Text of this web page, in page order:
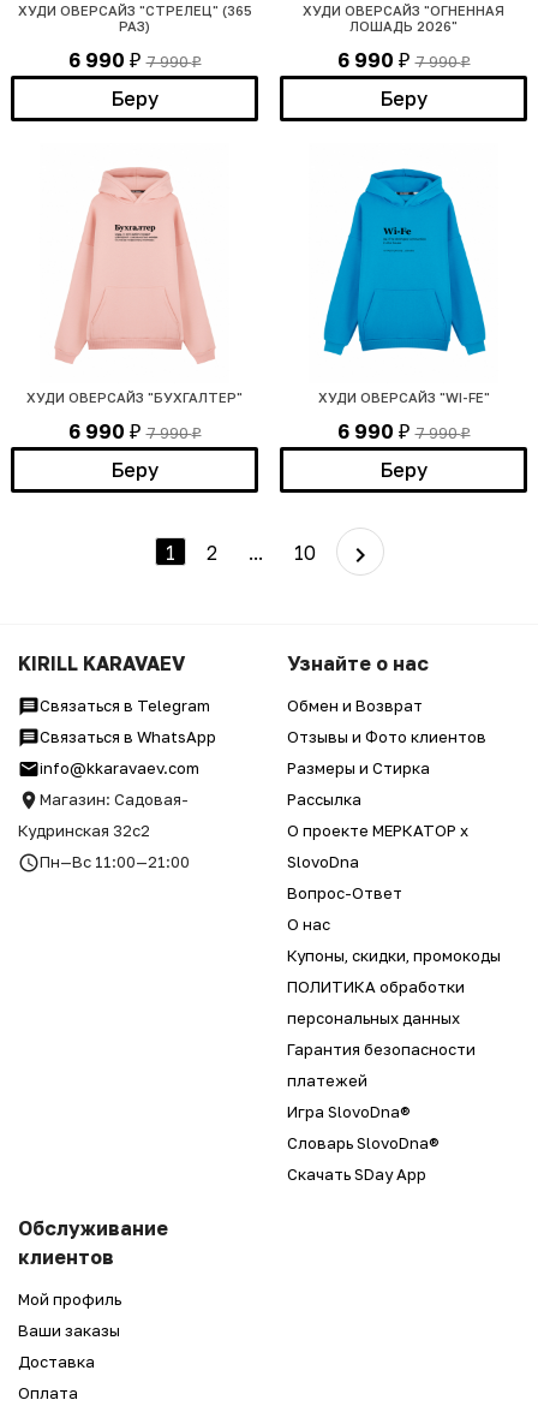
ХУДИ ОВЕРСАЙЗ "СТРЕЛЕЦ" (365
РАЗ)
6 990 ₽ 7 990₽
Беру
ХУДИ ОВЕРСАЙЗ "ОГНЕННАЯ
ЛОШАДЬ 2026"
6 990 ₽ 7 990₽
Беру
ХУДИ ОВЕРСАЙЗ "БУХГАЛТЕР"
6 990 ₽ 7 990₽
Беру
ХУДИ ОВЕРСАЙЗ "WI-FE"
6 990 ₽ 7 990₽
Беру
1 2 ... 10
KIRILL KARAVAEV
Связаться в Telegram
Связаться в WhatsApp
info@kkaravaev.com
Магазин: Садовая-
Кудринская 32с2
Пн—Вс 11:00—21:00
Узнайте о нас
Обмен и Возврат
Отзывы и Фото клиентов
Размеры и Стирка
Рассылка
О проекте МЕРКАТОР x
SlovoDna
Вопрос-Ответ
О нас
Купоны, скидки, промокоды
ПОЛИТИКА обработки
персональных данных
Гарантия безопасности
платежей
Игра SlovoDna®
Словарь SlovoDna®
Скачать SDay App
Обслуживание
клиентов
Мой профиль
Ваши заказы
Доставка
Оплата